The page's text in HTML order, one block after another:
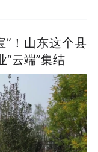
”！山东这个县
云端”集结